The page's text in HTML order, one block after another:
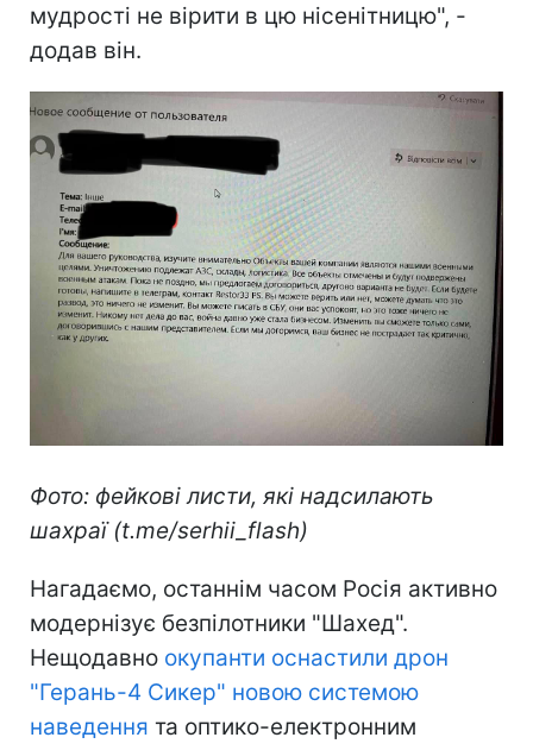
мудрості не вірити в цю нісенітницю", -
додав він.
Фото: фейкові листи, які надсилають
шахраї (t.me/serhii_flash)
Нагадаємо, останнім часом Росія активно
модернізує безпілотники "Шахед".
Нещодавно окупанти оснастили дрон
"Герань-4 Сикер" новою системою
наведення та оптико-електронним